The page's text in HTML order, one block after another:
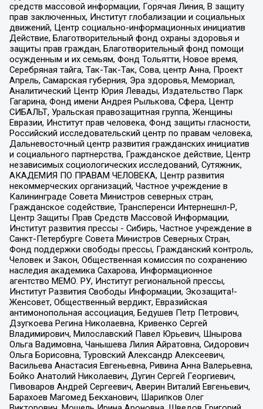
средств массовой информации, Горячая Линия, В защиту
прав заключенных, Институт глобализации и социальных
движений, Центр социально-информационных инициатив
Действие, Благотворительный фонд охраны здоровья и
защиты прав граждан, Благотворительный фонд помощи
осужденным и их семьям, Фонд Тольятти, Новое время,
Серебряная тайга, Так-Так-Так, Сова, центр Анна, Проект
Апрель, Самарская губерния, Эра здоровья, Мемориал,
Аналитический Центр Юрия Левады, Издательство Парк
Гагарина, Фонд имени Андрея Рылькова, Сфера, Центр
СИБАЛЬТ, Уральская правозащитная группа, Женщины
Евразии, Институт прав человека, Фонд защиты гласности,
Российский исследовательский центр по правам человека,
Дальневосточный центр развития гражданских инициатив
и социального партнерства, Гражданское действие, Центр
независимых социологических исследований, Сутяжник,
АКАДЕМИЯ ПО ПРАВАМ ЧЕЛОВЕКА, Центр развития
некоммерческих организаций, Частное учреждение в
Калининграде Совета Министров северных стран,
Гражданское содействие, Трансперенси Интернешнл-Р,
Центр Защиты Прав Средств Массовой Информации,
Институт развития прессы - Сибирь, Частное учреждение в
Санкт-Петербурге Совета Министров Северных Стран,
Фонд поддержки свободы прессы, Гражданский контроль,
Человек и Закон, Общественная комиссия по сохранению
наследия академика Сахарова, Информационное
агентство МЕМО. РУ, Институт региональной прессы,
Институт Развития Свободы Информации, Экозащита!-
Женсовет, Общественный вердикт, Евразийская
антимонопольная ассоциация, Бедушев Петр Петрович,
Дзугкоева Регина Николаевна, Кривенко Сергей
Владимирович, Милославский Павел Юрьевич, Шнырова
Ольга Вадимовна, Чанышева Лилия Айратовна, Сидорович
Ольга Борисовна, Туровский Александр Алексеевич,
Васильева Анастасия Евгеньевна, Ривина Анна Валерьевна,
Бойко Анатолий Николаевич, Дугин Сергей Георгиевич,
Пивоваров Андрей Сергеевич, Аверин Виталий Евгеньевич,
Барахоев Магомед Бекханович, Шарипков Олег